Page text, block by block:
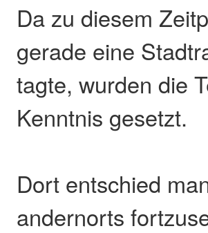
Da zu diesem
gerade eine
tagte, wurden die
Kenntnis gesetzt.
Dort entschied
andernorts